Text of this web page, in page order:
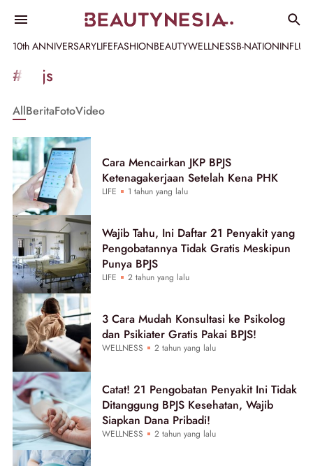
10th ANNIVERSARYLIFEFASHIONBEAUTYWELLNESSB-NATION
Informasi
[GET_DATA_TITLE]
Beautynesia
#bpjs
AllBeritaFotoVideo
Cara Mencairkan JKP BPJS
Ketenagakerjaan Setelah Kena PHK
LIFE 1 tahun yang lalu
Wajib Tahu, Ini Daftar 21 Penyakit yang
Pengobatannya Tidak Gratis Meskipun
Punya BPJS
LIFE 2 tahun yang lalu
3 Cara Mudah Konsultasi ke Psikolog
dan Psikiater Gratis Pakai BPJS!
WELLNESS 2 tahun yang lalu
Catat! 21 Pengobatan Penyakit Ini Tidak
Ditanggung BPJS Kesehatan, Wajib
Siapkan Dana Pribadi!
WELLNESS 2 tahun yang lalu